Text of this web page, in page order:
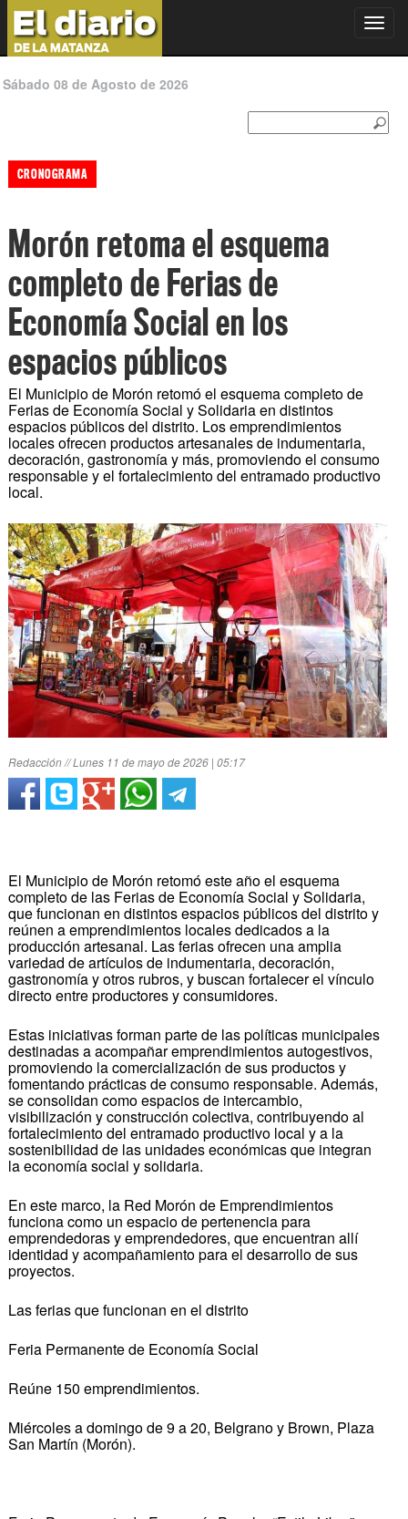
Sábado 08 de Agosto de 2026
CRONOGRAMA
Morón retoma el esquema
completo de Ferias de
Economía Social en los
espacios públicos
El Municipio de Morón retomó el esquema completo de
Ferias de Economía Social y Solidaria en distintos
espacios públicos del distrito. Los emprendimientos
locales ofrecen productos artesanales de indumentaria,
decoración, gastronomía y más, promoviendo el consumo
responsable y el fortalecimiento del entramado productivo
local.
Redacción // Lunes 11 de mayo de 2026 | 05:17
El Municipio de Morón retomó este año el esquema
completo de las Ferias de Economía Social y Solidaria,
que funcionan en distintos espacios públicos del distrito y
reúnen a emprendimientos locales dedicados a la
producción artesanal. Las ferias ofrecen una amplia
variedad de artículos de indumentaria, decoración,
gastronomía y otros rubros, y buscan fortalecer el vínculo
directo entre productores y consumidores.
Estas iniciativas forman parte de las políticas municipales
destinadas a acompañar emprendimientos autogestivos,
promoviendo la comercialización de sus productos y
fomentando prácticas de consumo responsable. Además,
se consolidan como espacios de intercambio,
visibilización y construcción colectiva, contribuyendo al
fortalecimiento del entramado productivo local y a la
sostenibilidad de las unidades económicas que integran
la economía social y solidaria.
En este marco, la Red Morón de Emprendimientos
funciona como un espacio de pertenencia para
emprendedoras y emprendedores, que encuentran allí
identidad y acompañamiento para el desarrollo de sus
proyectos.
Las ferias que funcionan en el distrito
Feria Permanente de Economía Social
Reúne 150 emprendimientos.
Miércoles a domingo de 9 a 20, Belgrano y Brown, Plaza
San Martín (Morón).